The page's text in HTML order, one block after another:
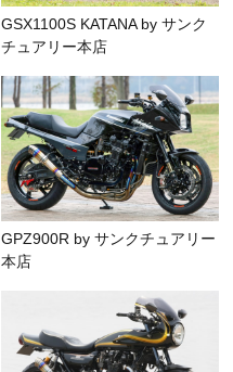
GSX1100S KATANA by サンク
チュアリー本店
GPZ900R by サンクチュアリー
本店